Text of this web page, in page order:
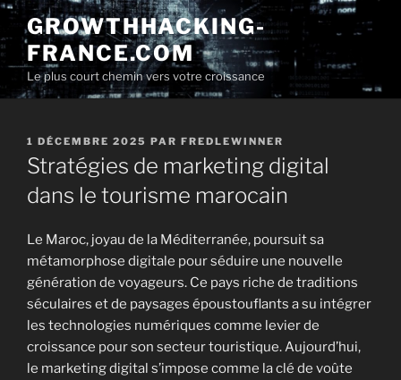
Aller
contenu
principal
GROWTHHACKING-
FRANCE.COM
Le plus court chemin vers votre croissance
PUBLIÉ
LE
1 DÉCEMBRE 2025 PAR FREDLEWINNER
Stratégies de marketing digital
dans le tourisme marocain
Le Maroc, joyau de la Méditerranée, poursuit sa
métamorphose digitale pour séduire une nouvelle
génération de voyageurs. Ce pays riche de traditions
séculaires et de paysages époustouflants a su intégrer
les technologies numériques comme levier de
croissance pour son secteur touristique. Aujourd’hui,
le marketing digital s’impose comme la clé de voûte